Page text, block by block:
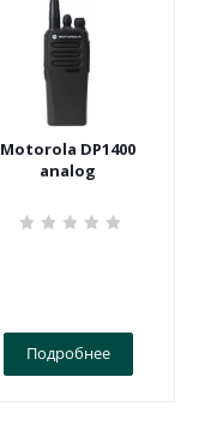
Motorola DP1400
analog
Подробнее